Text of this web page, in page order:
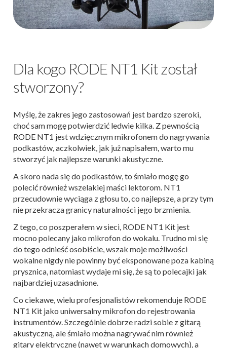
Dla kogo RODE NT1 Kit został
stworzony?
Myślę, że zakres jego zastosowań jest bardzo szeroki,
choć sam mogę potwierdzić ledwie kilka. Z pewnością
RODE NT1 jest wdzięcznym mikrofonem do nagrywania
podkastów, aczkolwiek, jak już napisałem, warto mu
stworzyć jak najlepsze warunki akustyczne.
A skoro nada się do podkastów, to śmiało mogę go
polecić również wszelakiej maści lektorom. NT1
przecudownie wyciąga z głosu to, co najlepsze, a przy tym
nie przekracza granicy naturalności jego brzmienia.
Z tego, co poszperałem w sieci, RODE NT1 Kit jest
mocno polecany jako mikrofon do wokalu. Trudno mi się
do tego odnieść osobiście, wszak moje możliwości
wokalne nigdy nie powinny być eksponowane poza kabiną
prysznica, natomiast wydaje mi się, że są to polecajki jak
najbardziej uzasadnione.
Co ciekawe, wielu profesjonalistów rekomenduje RODE
NT1 Kit jako uniwersalny mikrofon do rejestrowania
instrumentów. Szczególnie dobrze radzi sobie z gitarą
akustyczną, ale śmiało można nagrywać nim również
gitary elektryczne (nawet w warunkach domowych), a